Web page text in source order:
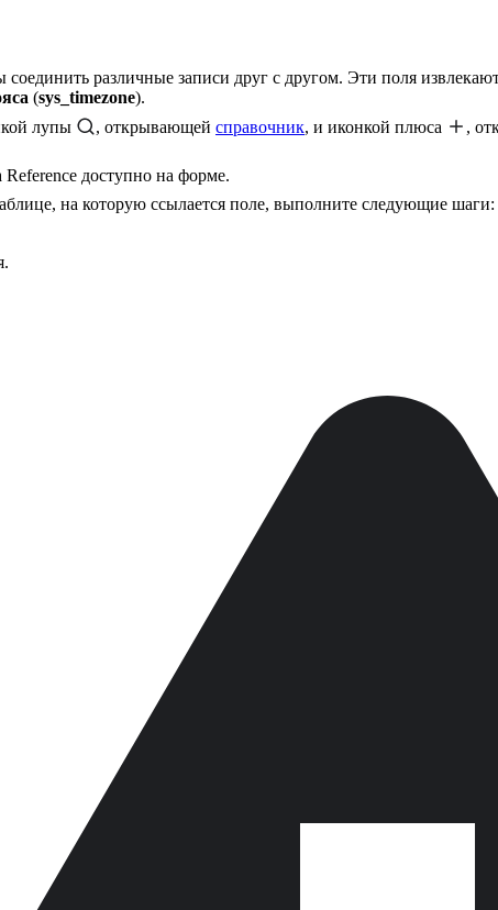
соединить различные записи друг с другом. Эти поля
(sys_timezone).
лупы
, открывающей справочник, и иконкой плюса
,
доступно на форме.
на которую ссылается поле, выполните следующие шаги: